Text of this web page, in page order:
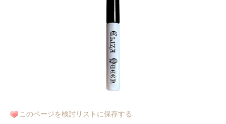
このページを検討リストに保存する